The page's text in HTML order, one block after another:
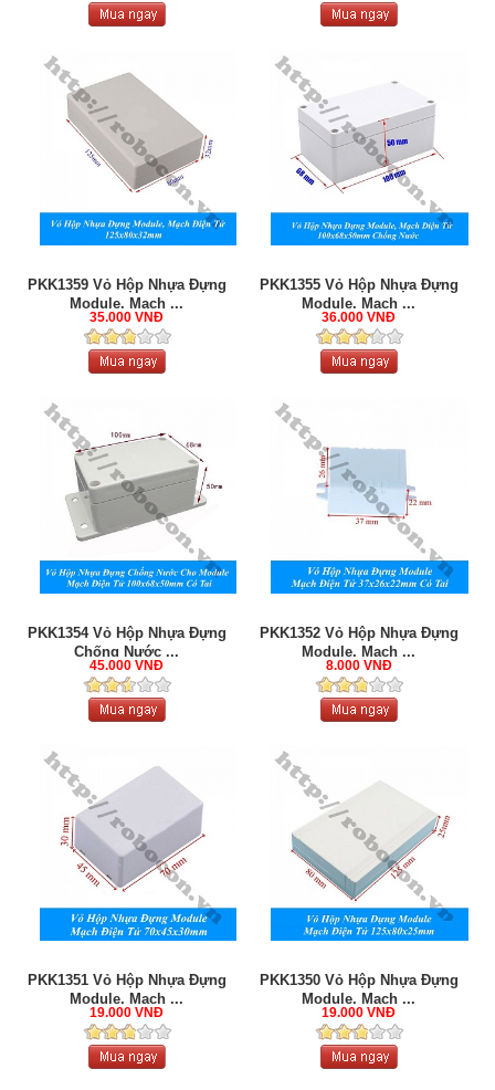
PKK1359 Vỏ Hộp Nhựa Đựng
Module, Mạch ...
35.000 VNĐ
PKK1355 Vỏ Hộp Nhựa Đựng
Module, Mạch ...
36.000 VNĐ
PKK1354 Vỏ Hộp Nhựa Đựng
Chống Nước ...
45.000 VNĐ
PKK1352 Vỏ Hộp Nhựa Đựng
Module, Mạch ...
8.000 VNĐ
PKK1351 Vỏ Hộp Nhựa Đựng
Module, Mạch ...
19.000 VNĐ
PKK1350 Vỏ Hộp Nhựa Đựng
Module, Mạch ...
19.000 VNĐ